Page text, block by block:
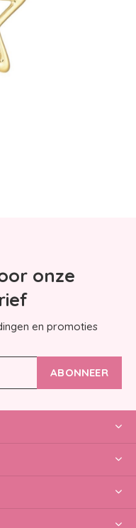
onze
en promoties
ABONNEER